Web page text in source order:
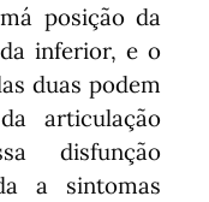
posição da
inferior, e o
duas podem
articulação
disfunção
a sintomas